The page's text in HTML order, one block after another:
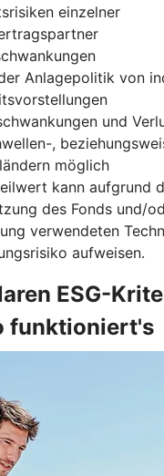
einzelner
Anlagepolitik von
und
,
möglich
kann aufgrund
des Fonds und/
verwendeten
aufweisen.
ESG-
funktioniert's